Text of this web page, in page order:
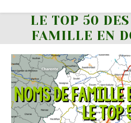
LE TOP 50
FAMILLE EN